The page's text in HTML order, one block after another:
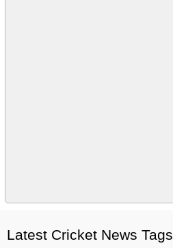
Latest Cricket News Tags